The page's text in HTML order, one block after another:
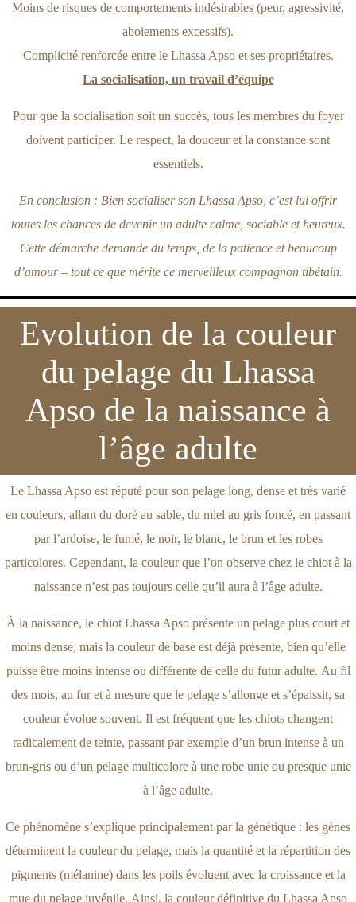
Moins de risques de comportements indésirables (peur, agressivité,
aboiements excessifs).
Complicité renforcée entre le Lhassa Apso et ses propriétaires.
La socialisation, un travail d’équipe
Pour que la socialisation soit un succès, tous les membres du foyer
doivent participer. Le respect, la douceur et la constance sont
essentiels.
En conclusion : Bien socialiser son Lhassa Apso, c’est lui offrir
toutes les chances de devenir un adulte calme, sociable et heureux.
Cette démarche demande du temps, de la patience et beaucoup
d’amour – tout ce que mérite ce merveilleux compagnon tibétain.
Evolution de la couleur
du pelage du Lhassa
Apso de la naissance à
l’âge adulte
Le Lhassa Apso est réputé pour son pelage long, dense et très varié
en couleurs, allant du doré au sable, du miel au gris foncé, en passant
par l’ardoise, le fumé, le noir, le blanc, le brun et les robes
particolores. Cependant, la couleur que l’on observe chez le chiot à la
naissance n’est pas toujours celle qu’il aura à l’âge adulte.
À la naissance, le chiot Lhassa Apso présente un pelage plus court et
moins dense, mais la couleur de base est déjà présente, bien qu’elle
puisse être moins intense ou différente de celle du futur adulte. Au fil
des mois, au fur et à mesure que le pelage s’allonge et s’épaissit, sa
couleur évolue souvent. Il est fréquent que les chiots changent
radicalement de teinte, passant par exemple d’un brun intense à un
brun-gris ou d’un pelage multicolore à une robe unie ou presque unie
à l’âge adulte.
Ce phénomène s’explique principalement par la génétique : les gènes
déterminent la couleur du pelage, mais la quantité et la répartition des
pigments (mélanine) dans les poils évoluent avec la croissance et la
mue du pelage juvénile. Ainsi, la couleur définitive du Lhassa Apso